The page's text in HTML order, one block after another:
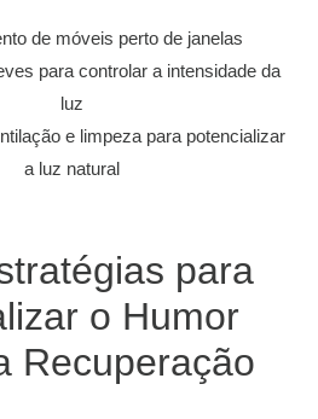
de móveis perto de janelas
para controlar a intensidade da
luz
e limpeza para potencializar
a luz natural
para
o Humor
Recuperação